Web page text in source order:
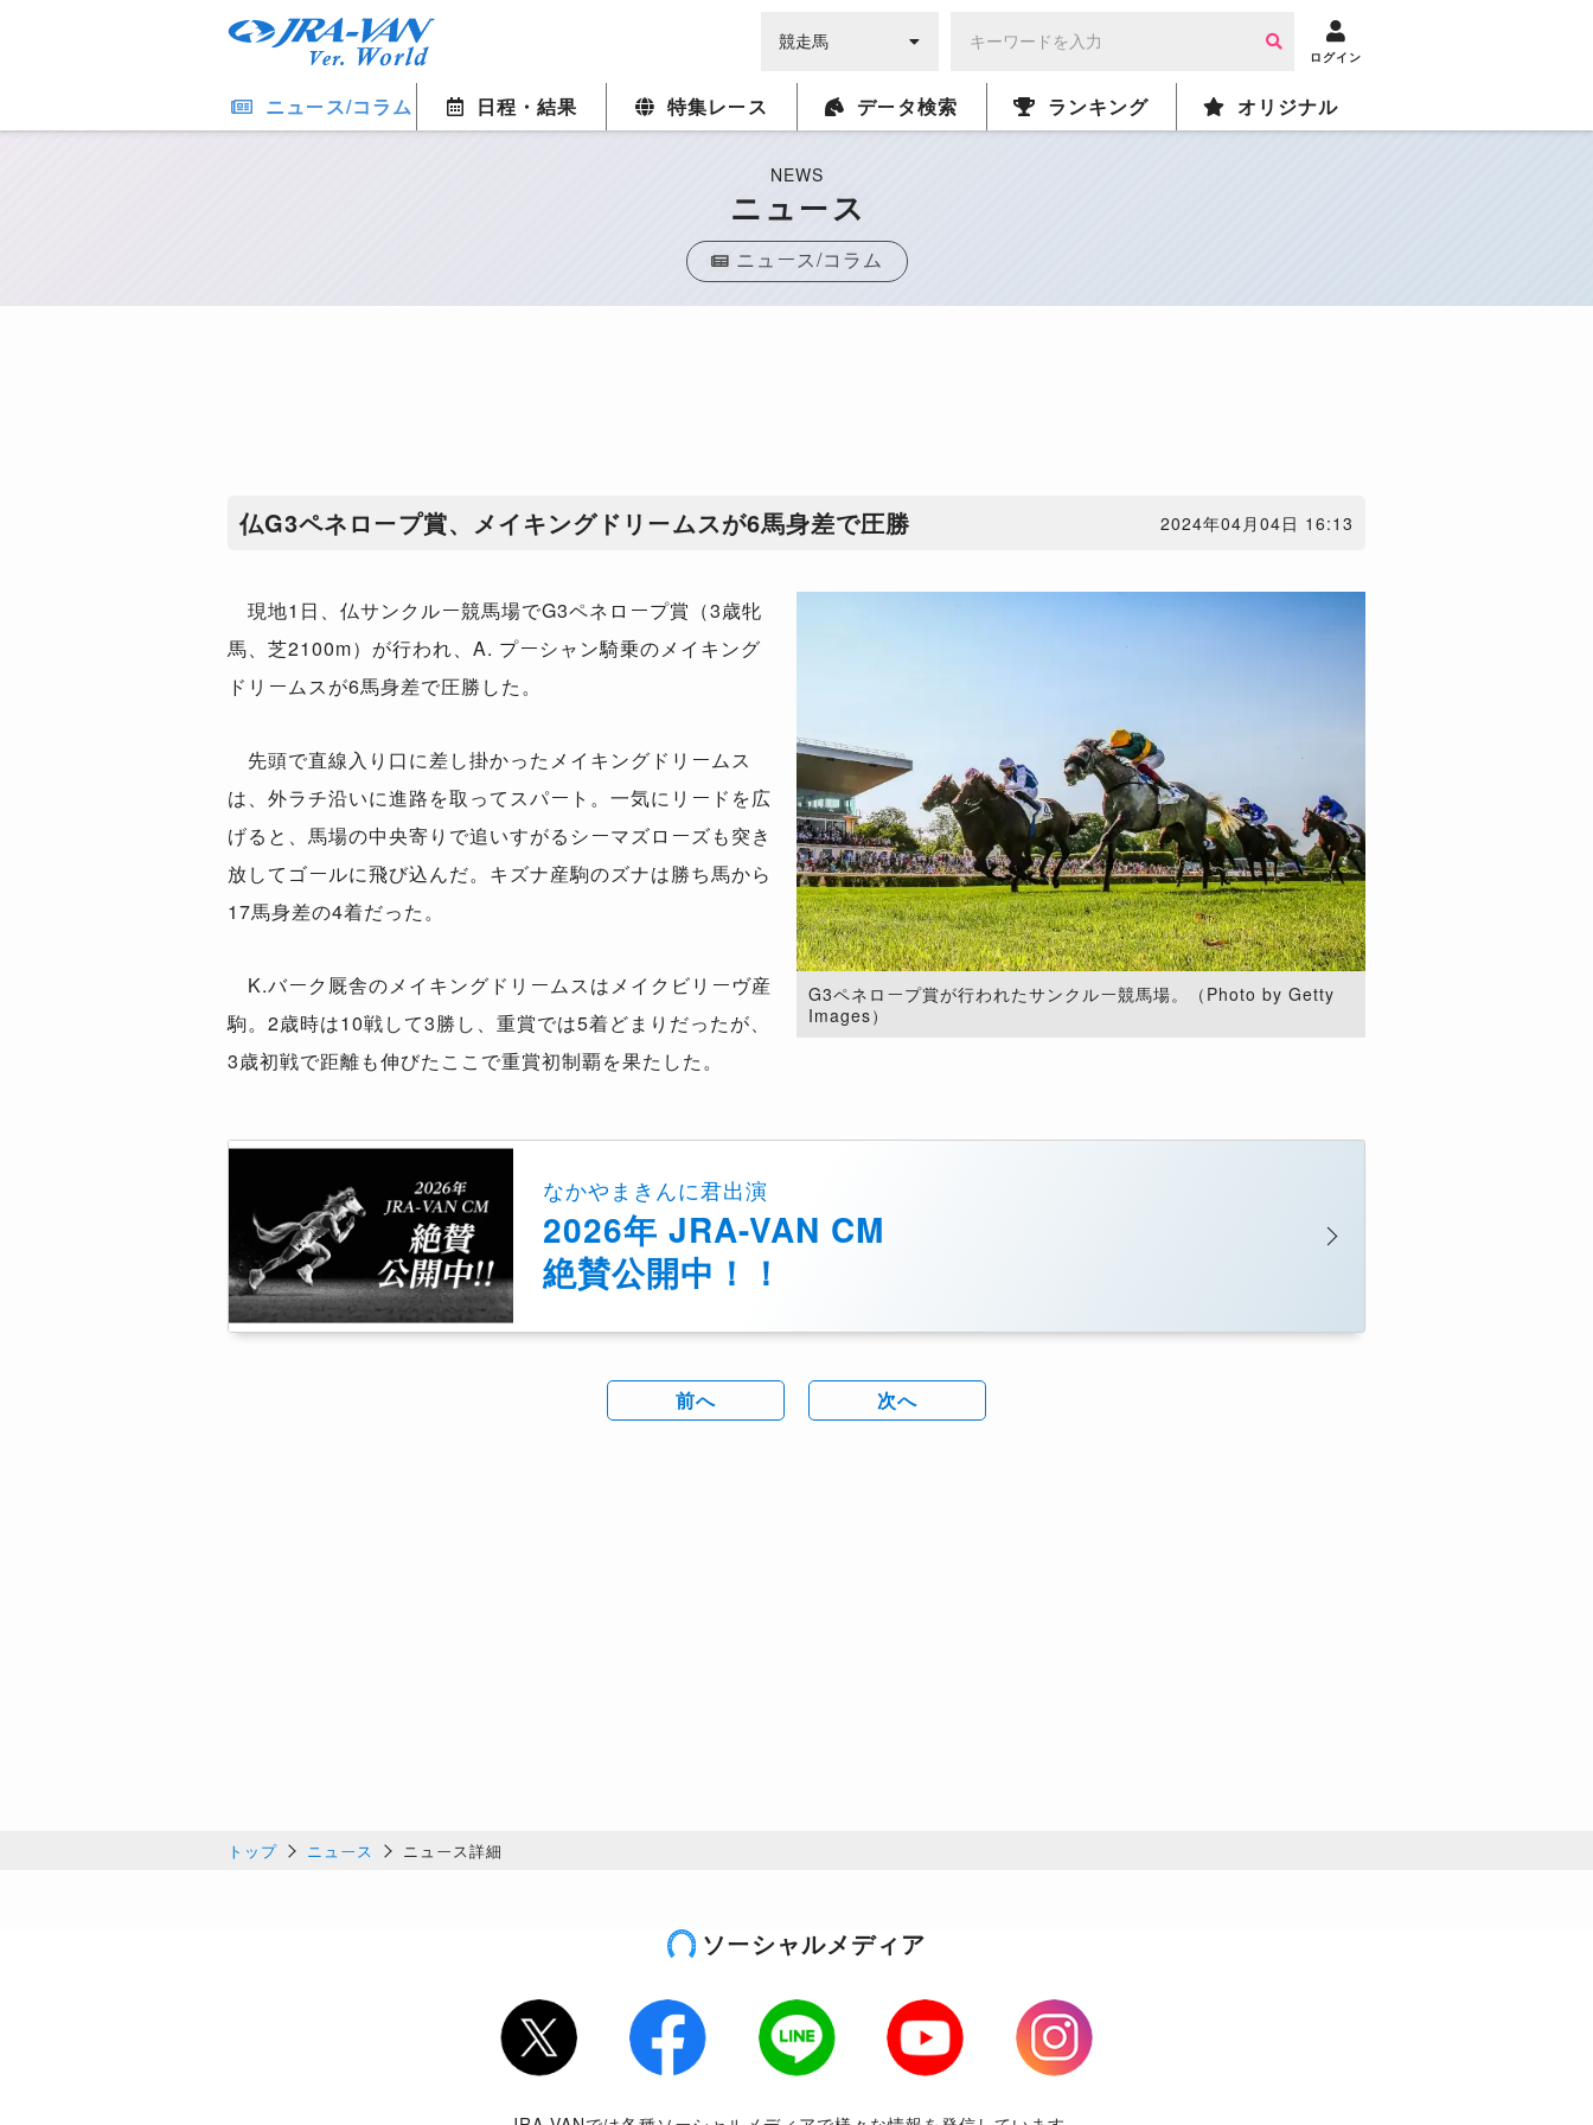
ログイン
ニュース/コラム 日程・結果 特集レース データ検索 ランキング オリジナル
NEWS
ニュース
ニュース/コラム
仏G3ペネロープ賞、メイキングドリームスが6馬身差で圧勝 2024年04月04日 16:13
G3ペネロープ賞が行われたサンクルー競馬場。（Photo by Getty
Images）
現地1日、仏サンクルー競馬場でG3ペネロープ賞（3歳牝
馬、芝2100m）が行われ、A. プーシャン騎乗のメイキング
ドリームスが6馬身差で圧勝した。
先頭で直線入り口に差し掛かったメイキングドリームス
は、外ラチ沿いに進路を取ってスパート。一気にリードを広
げると、馬場の中央寄りで追いすがるシーマズローズも突き
放してゴールに飛び込んだ。キズナ産駒のズナは勝ち馬から
17馬身差の4着だった。
K.バーク厩舎のメイキングドリームスはメイクビリーヴ産
駒。2歳時は10戦して3勝し、重賞では5着どまりだったが、
3歳初戦で距離も伸びたここで重賞初制覇を果たした。
なかやまきんに君出演
2026年 JRA-VAN CM
絶賛公開中！！
前へ 次へ
トップ ニュース ニュース詳細
ソーシャルメディア
Twitter Facebook LINE Youtube
Instagram